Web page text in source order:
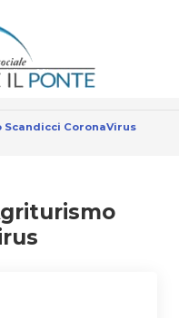
CoronaVirus